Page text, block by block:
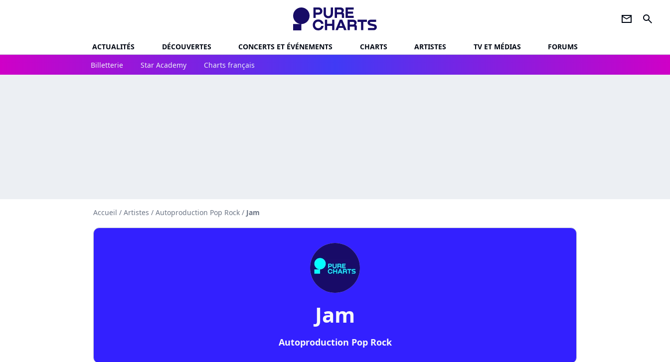
newsletter search
ACTUALITÉS DÉCOUVERTES CONCERTS ET ÉVÉNEMENTS CHARTS ARTISTES TV ET MÉDIAS
FORUMS
Billetterie
Star Academy Charts français
Accueil / Artistes / Autoproduction Pop Rock / Jam
Jam
Autoproduction Pop Rock